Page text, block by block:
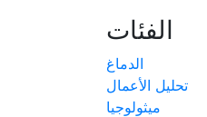
الفئات
الدماغ
تحليل الأعمال
ميثولوجيا